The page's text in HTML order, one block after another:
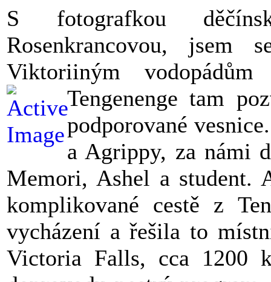
S fotografkou
Rosenkrancovou,
Viktoriiným
Tengenenge tam
podporované
a Agrippy, za námi
Memori, Ashel a student.
komplikované cestě z
vycházení a řešila to
Victoria Falls, cca 1200